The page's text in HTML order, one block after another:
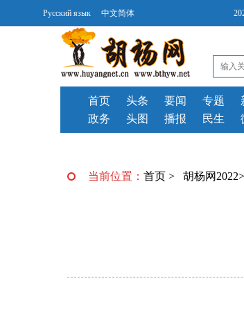
Русский язык 中文简体
首页 头条
要闻
政务
头图 播报
专题
民生
当前位置： 首页 > 胡杨网2022>